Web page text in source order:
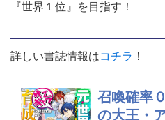
『世界１位』を目指す！
詳しい書誌情報はコチラ ！
召喚確率
の大王・